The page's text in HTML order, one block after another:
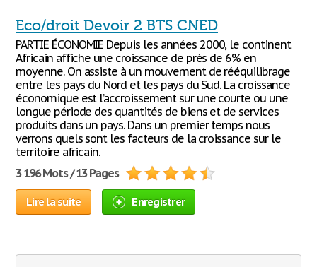
Eco/droit Devoir 2 BTS CNED
PARTIE ÉCONOMIE Depuis les années 2000, le continent
Africain affiche une croissance de près de 6% en
moyenne. On assiste à un mouvement de rééquilibrage
entre les pays du Nord et les pays du Sud. La croissance
économique est l’accroissement sur une courte ou une
longue période des quantités de biens et de services
produits dans un pays. Dans un premier temps nous
verrons quels sont les facteurs de la croissance sur le
territoire africain.
3 196 Mots / 13 Pages
Lire la suite Enregistrer